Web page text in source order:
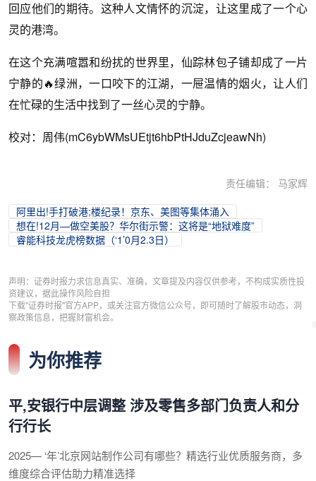
回应他们的期待。这种人文情怀的沉淀，让这里成了一个心
灵的港湾。
在这个充满喧嚣和纷扰的世界里，仙踪林包子铺却成了一片
宁静的🔥绿洲，一口咬下的江湖，一屉温情的烟火，让人们
在忙碌的生活中找到了一丝心灵的宁静。
校对：周伟(mC6ybWMsUEtjt6hbPtHJduZcjeawNh)
责任编辑： 马家辉
阿里出!手打破港;楼纪录！京东、美图等集体涌入
想在!12月—做空美股？华尔街示警：这将是“地狱难度”
睿能科技龙虎榜数据（‘1’0月2.3日）
声明：证券时报力求信息真实、准确，文章提及内容仅供参考，不构成实质性投
资建议，据此操作风险自担
下载"证券时报"官方APP，或关注官方微信公众号，即可随时了解股市动态，洞
察政策信息，把握财富机会。
为你推荐
平,安银行中层调整 涉及零售多部门负责人和分
行行长
2025— ‘年’北京网站制作公司有哪些？精选行业优质服务商，多
维度综合评估助力精准选择